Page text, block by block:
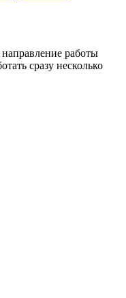
работы
сразу несколько